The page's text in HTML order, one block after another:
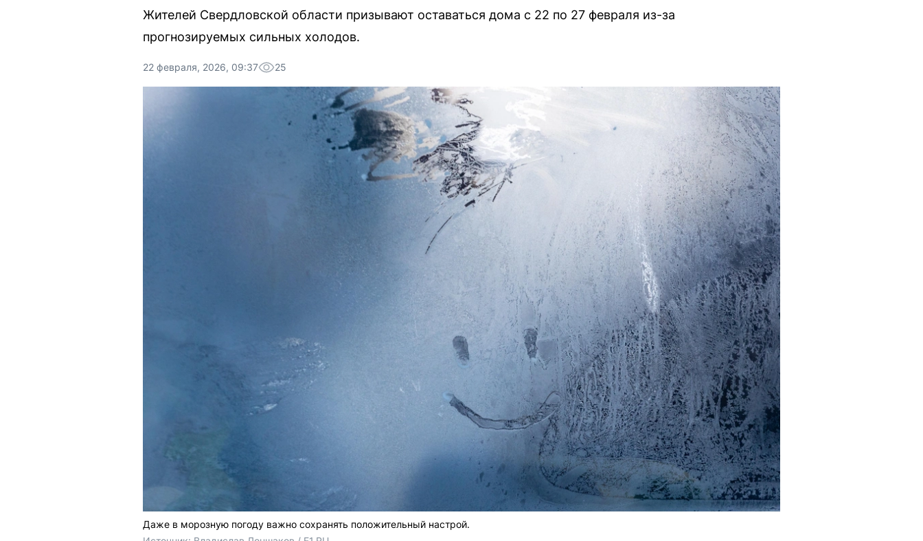
Жителей Свердловской области призывают оставаться дома с 22 по 27 февраля из-за
прогнозируемых сильных холодов.
22 февраля, 2026, 09:37 25
Даже в морозную погоду важно сохранять положительный настрой.